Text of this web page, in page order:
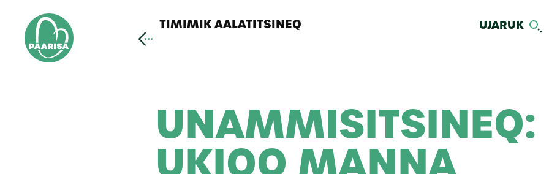
forsiden
TIMIMIK AALATITSINEQ UJARUK
UNAMMISITSINEQ: